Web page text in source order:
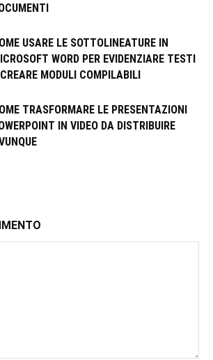
USARE LE SOTTOLINEATURE IN
WORD PER EVIDENZIARE TESTI
MODULI COMPILABILI
TRASFORMARE LE PRESENTAZIONI
IN VIDEO DA DISTRIBUIRE